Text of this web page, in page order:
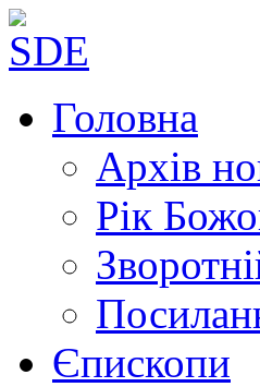
Головна
Архів
Рік
Єпископи